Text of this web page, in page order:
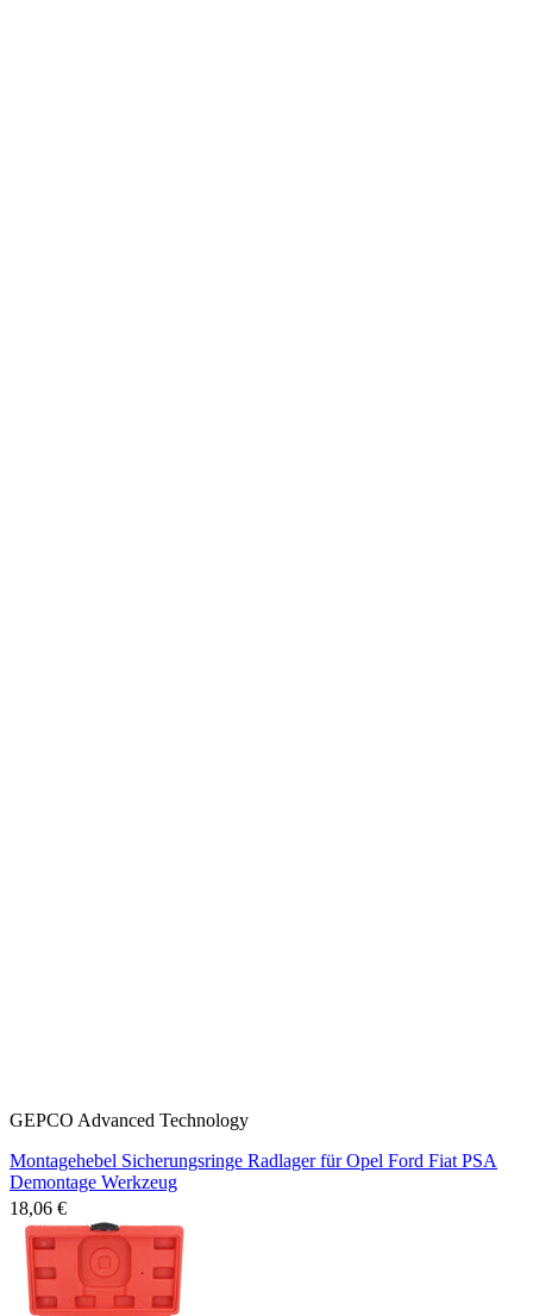
GEPCO Advanced Technology
Montagehebel Sicherungsringe Radlager für Opel Ford Fiat PSA
Demontage Werkzeug
18,06 €